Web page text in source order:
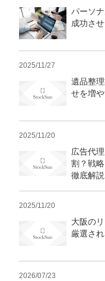
パーソ
成功さ
2025/11/27
遺品整
せを増
2025/11/20
広告代
割？戦
徹底解説
2025/11/20
大阪の
厳選さ
2026/07/23